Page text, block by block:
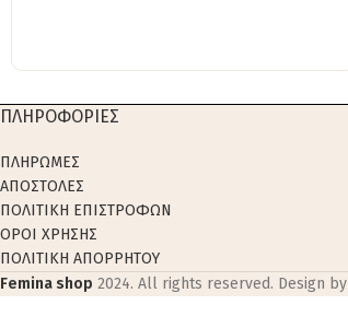
ΠΛΗΡΟΦΟΡΙΕΣ
ΠΛΗΡΩΜΕΣ
ΑΠΟΣΤΟΛΕΣ
ΠΟΛΙΤΙΚΗ ΕΠΙΣΤΡΟΦΩΝ
ΟΡΟΙ ΧΡΗΣΗΣ
ΠΟΛΙΤΙΚΗ ΑΠΟΡΡΗΤΟΥ
Femina shop 2024. All rights reserved. Design by